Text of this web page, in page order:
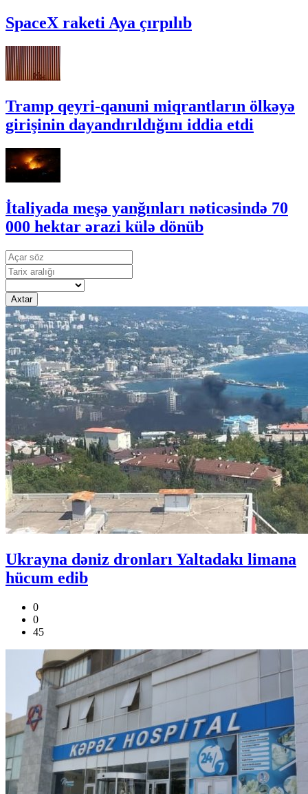
SpaceX raketi Aya çırpılıb
Tramp qeyri-qanuni miqrantların ölkəyə
girişinin dayandırıldığını iddia etdi
İtaliyada meşə yanğınları nəticəsində 70
000 hektar ərazi külə dönüb
Axtar
Ukrayna dəniz dronları Yaltadakı limana
hücum edib
0
0
45